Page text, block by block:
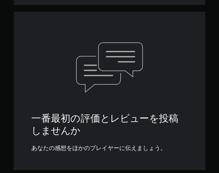
一番最初の評価とレビューを投稿
しませんか
あなたの感想をほかのプレイヤーに伝えましょう。